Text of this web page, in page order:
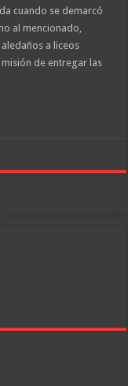
cuando se demarcó
al mencionado,
a liceos
de entregar las